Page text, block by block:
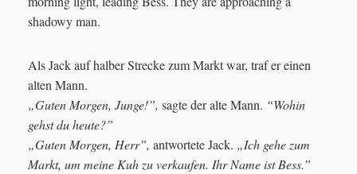
Als Jack auf halber Strecke zum Markt war, traf er einen
alten Mann.
„Guten Morgen, Junge!”, sagte der alte Mann. “Wohin
gehst du heute?”
„Guten Morgen, Herr”, antwortete Jack. „Ich gehe zum
Markt, um meine Kuh zu verkaufen. Ihr Name ist Bess.”